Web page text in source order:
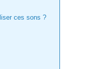
ces sons ?